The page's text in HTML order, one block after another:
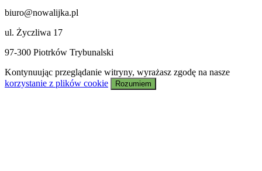
biuro@nowalijka.pl
ul. Życzliwa 17
97-300 Piotrków Trybunalski
Kontynuując przeglądanie witryny, wyrażasz zgodę na nasze
korzystanie z plików cookie
Rozumiem